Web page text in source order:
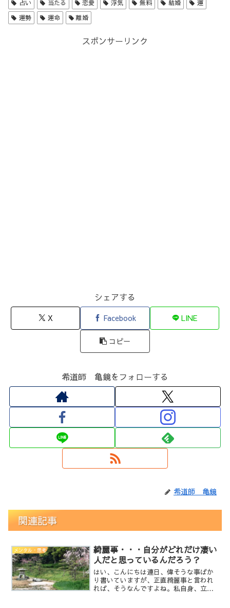
占い 当たる 恋愛 浮気 無料 結婚
運
運勢
運命 離婚
スポンサーリンク
シェアする
X Facebook LINE
コピー
希道師 亀鏡をフォローする
希道師 亀鏡
関連記事
メンタル・思考
綺麗事・・・自分がどれだけ凄い
人だと思っているんだろう？
はい、こんにちは連日、偉そうな事ばか
り書いていますが、正直綺麗事と言われ
れば、そうなんですよね。私自身、立派